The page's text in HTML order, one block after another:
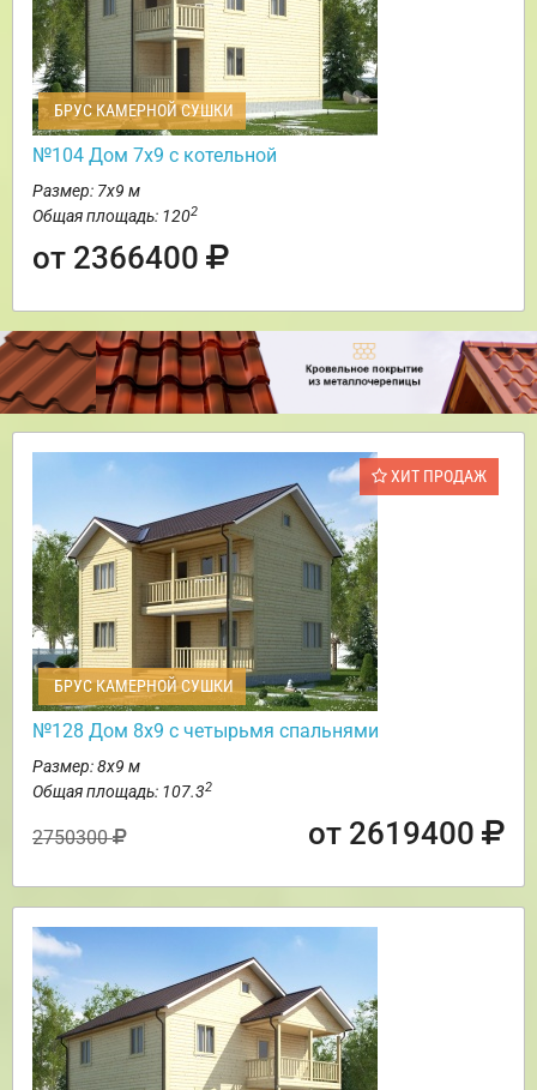
БРУС КАМЕРНОЙ СУШКИ
№104 Дом 7х9 с котельной
Размер: 7х9 м
Общая площадь: 1202
от 2366400
ХИТ ПРОДАЖ
БРУС КАМЕРНОЙ СУШКИ
№128 Дом 8х9 с четырьмя спальнями
Размер: 8х9 м
Общая площадь: 107.32
2750300 от 2619400